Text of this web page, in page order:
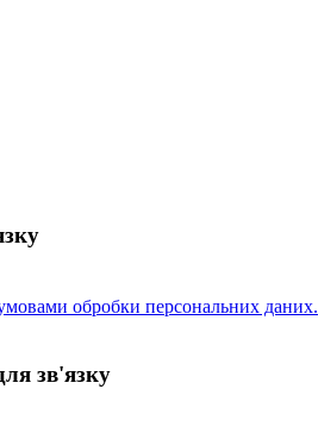
обробки персональних даних.
зв'язку